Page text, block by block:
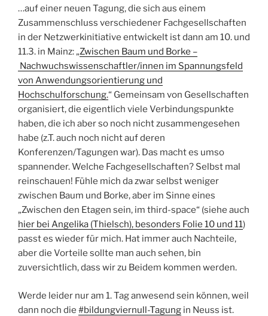
…auf einer neuen Tagung, die sich aus einem
Zusammenschluss verschiedener Fachgesellschaften
in der Netzwerkinitiative entwickelt ist dann am 10. und
11.3. in Mainz: „Zwischen Baum und Borke –
Nachwuchswissenschaftler/innen im Spannungsfeld
von Anwendungsorientierung und
Hochschulforschung.“ Gemeinsam von Gesellschaften
organisiert, die eigentlich viele Verbindungspunkte
haben, die ich aber so noch nicht zusammengesehen
habe (z.T. auch noch nicht auf deren
Konferenzen/Tagungen war). Das macht es umso
spannender. Welche Fachgesellschaften? Selbst mal
reinschauen! Fühle mich da zwar selbst weniger
zwischen Baum und Borke, aber im Sinne eines
„Zwischen den Etagen sein, im third-space“ (siehe auch
hier bei Angelika (Thielsch), besonders Folie 10 und 11)
passt es wieder für mich. Hat immer auch Nachteile,
aber die Vorteile sollte man auch sehen, bin
zuversichtlich, dass wir zu Beidem kommen werden.
Werde leider nur am 1. Tag anwesend sein können, weil
dann noch die #bildungviernull-Tagung in Neuss ist.